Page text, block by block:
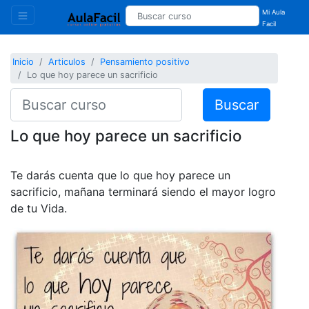
Mi Aula
Facil
Inicio Articulos
Pensamiento positivo
Lo que hoy parece un sacrificio
Buscar
Lo que hoy parece un sacrificio
Te darás cuenta que lo que hoy parece un
sacrificio, mañana terminará siendo el mayor logro
de tu Vida.